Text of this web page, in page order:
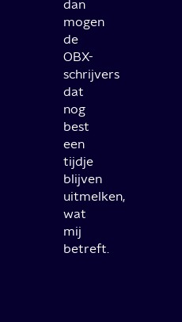
dan
mogen
de
OBX-
schrijvers
dat
nog
best
een
tijdje
blijven
uitmelken,
wat
mij
betreft.